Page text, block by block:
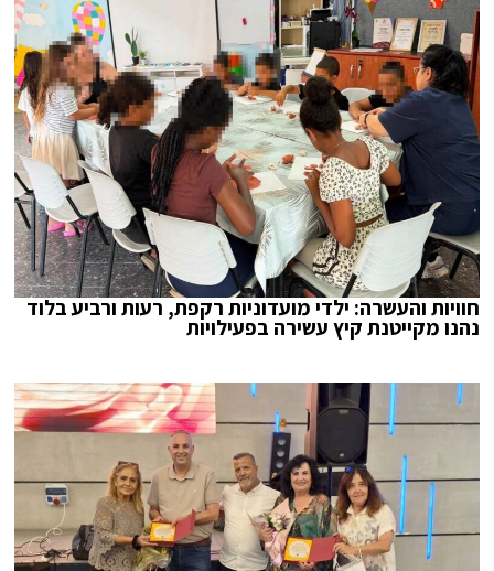
חוויות והעשרה: ילדי מועדוניות רקפת, רעות ורביע בלוד
נהנו מקייטנת קיץ עשירה בפעילויות